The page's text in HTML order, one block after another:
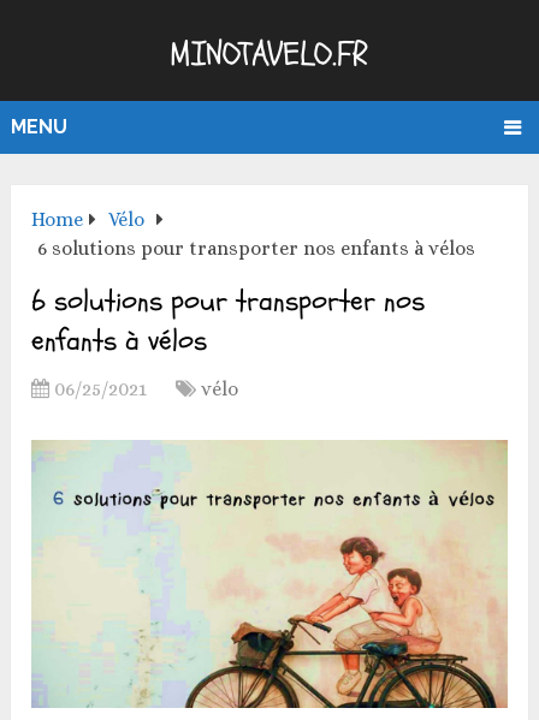
MINOTAVELO.FR
MENU
Home
Vélo
6 solutions pour transporter nos enfants à vélos
6 solutions pour transporter nos
enfants à vélos
06/25/2021 vélo